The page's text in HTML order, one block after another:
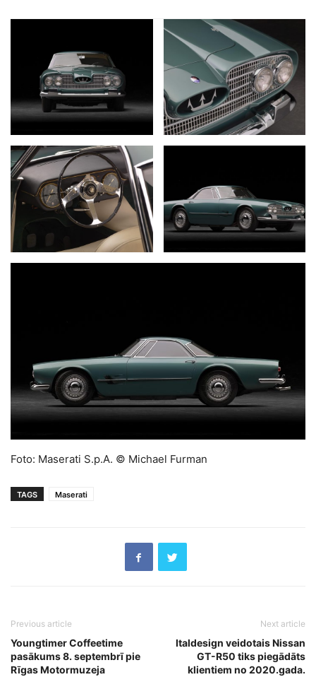
Foto: Maserati S.p.A. © Michael Furman
TAGS Maserati
Previous article
Youngtimer Coffeetime
pasākums 8. septembrī pie
Rīgas Motormuzeja
Next article
Italdesign veidotais Nissan
GT-R50 tiks piegādāts
klientiem no 2020.gada.